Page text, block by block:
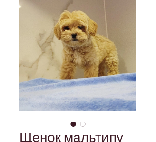
Щенок мальтипу